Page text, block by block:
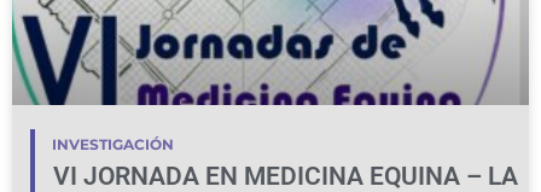
INVESTIGACIÓN
VI JORNADA EN MEDICINA EQUINA – LA